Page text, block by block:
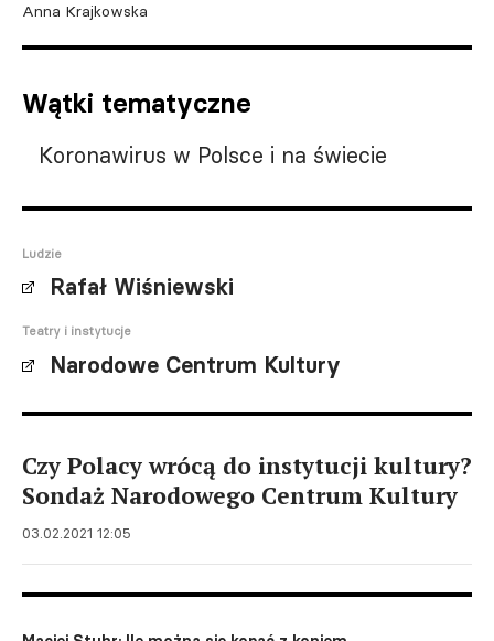
Anna Krajkowska
Wątki tematyczne
Koronawirus w Polsce i na świecie
Ludzie
Rafał Wiśniewski
Teatry i instytucje
Narodowe Centrum Kultury
Czy Polacy wrócą do instytucji kultury?
Sondaż Narodowego Centrum Kultury
03.02.2021 12:05